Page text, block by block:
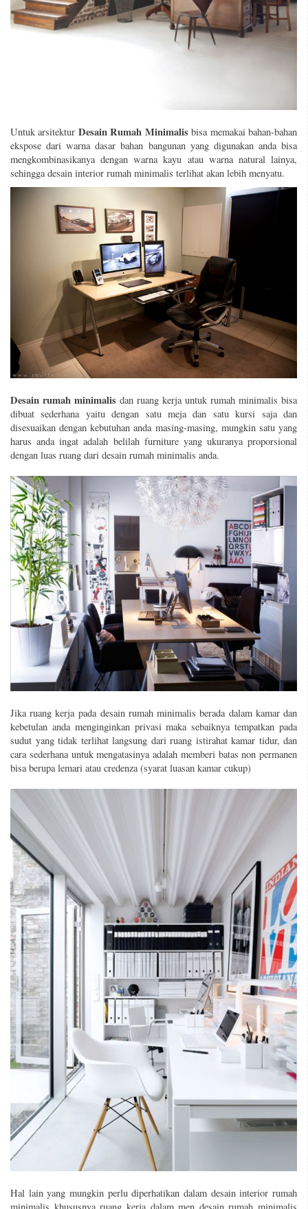
Untuk arsitektur Desain Rumah Minimalisbisa memakai bahan-bahan
ekspose dari warna dasar bahan bangunan yang digunakan anda bisa
mengkombinasikanya dengan warna kayu atau warna natural lainya,
sehingga desain interior rumah minimalis terlihat akan lebih menyatu.
Desain rumah minimalis dan ruang kerja untuk rumah minimalis bisa
dibuat sederhana yaitu dengan satu meja dan satu kursi saja dan
disesuaikan dengan kebutuhan anda masing-masing, mungkin satu yang
harus anda ingat adalah belilah furniture yang ukuranya proporsional
dengan luas ruang dari desain rumah minimalis anda.
Jika ruang kerja pada desain rumah minimalis berada dalam kamar dan
kebetulan anda menginginkan privasi maka sebaiknya tempatkan pada
sudut yang tidak terlihat langsung dari ruang istirahat kamar tidur, dan
cara sederhana untuk mengatasinya adalah memberi batas non permanen
bisa berupa lemari atau credenza (syarat luasan kamar cukup)
Hal lain yang mungkin perlu diperhatikan dalam desain interior rumah